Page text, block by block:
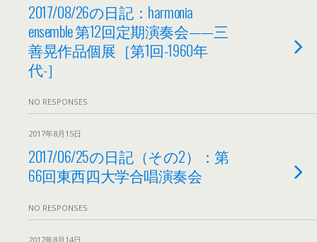
2017/08/26の日記：harmonia
ensemble 第12回定期演奏会——三
善晃作品個展［第1回-1960年
代-］
NO RESPONSES
2017年8月15日
2017/06/25の日記（その2）：第
66回東西四大学合唱演奏会
NO RESPONSES
2017年8月14日